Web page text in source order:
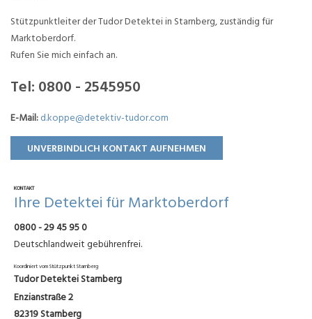
Stützpunktleiter der Tudor Detektei in Starnberg, zuständig für
Marktoberdorf.
Rufen Sie mich einfach an.
Tel: 0800 - 2545950
E-Mail:d.koppe@detektiv-tudor.com
UNVERBINDLICH KONTAKT AUFNEHMEN
KONTAKT
Ihre Detektei für Marktoberdorf
0800 - 29 45 95 0
Deutschlandweit gebührenfrei.
Koordiniert vom Stützpunkt Starnberg
Tudor Detektei Starnberg
Enzianstraße 2
82319 Starnberg